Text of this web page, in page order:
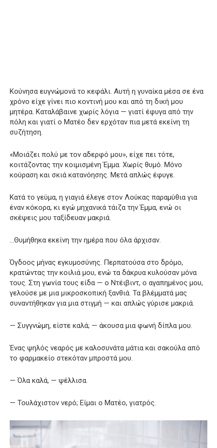
Κούνησα ευγνώμονά το κεφάλι. Αυτή η γυναίκα μέσα σε ένα
χρόνο είχε γίνει πιο κοντινή μου και από τη δική μου
μητέρα. Καταλάβαινε χωρίς λόγια — γιατί έφυγα από την
πόλη και γιατί ο Ματέο δεν ερχόταν πια μετά εκείνη τη
συζήτηση.
«Μοιάζει πολύ με τον αδερφό μου», είχε πει τότε,
κοιτάζοντας την κοιμισμένη Έμμα. Χωρίς θυμό. Μόνο
κούραση και σκιά κατανόησης. Μετά απλώς έφυγε.
Κατά το γεύμα, η γιαγιά έλεγε στον Λούκας παραμύθια για
έναν κόκορα, κι εγώ μηχανικά τάιζα την Έμμα, ενώ οι
σκέψεις μου ταξίδευαν μακριά.
…Θυμήθηκα εκείνη την ημέρα που όλα άρχισαν.
Όγδοος μήνας εγκυμοσύνης. Περπατούσα στο δρόμο,
κρατώντας την κοιλιά μου, ενώ τα δάκρυα κυλούσαν μόνα
τους. Στη γωνία τους είδα — ο Ντέιβιντ, ο αγαπημένος μου,
γελούσε με μια μικροσκοπική ξανθιά. Τα βλέμματά μας
συναντήθηκαν για μια στιγμή — και απλώς γύρισε μακριά.
— Συγγνώμη, είστε καλά; — άκουσα μια φωνή δίπλα μου.
Ένας ψηλός νεαρός με καλοσυνάτα μάτια και σακούλα από
το φαρμακείο στεκόταν μπροστά μου.
— Όλα καλά, — ψέλλισα.
— Τουλάχιστον νερό; Είμαι ο Ματέο, γιατρός.